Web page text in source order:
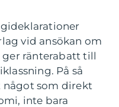
vid ansökan om
ränterabatt till
På så
som direkt
inte bara